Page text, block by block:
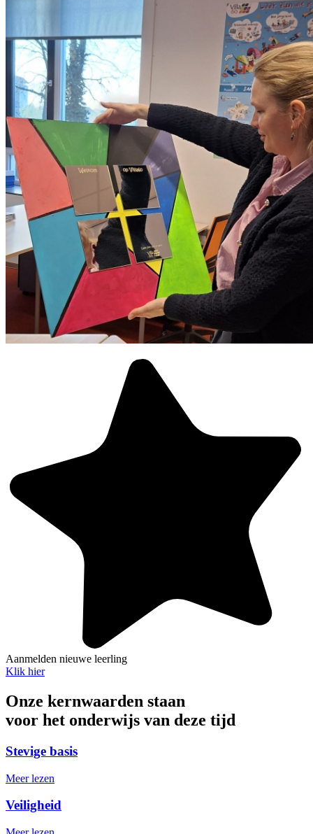
Aanmelden nieuwe leerling
Klik hier
Onze kernwaarden staan
voor het onderwijs van deze tijd
Stevige basis
Meer lezen
Veiligheid